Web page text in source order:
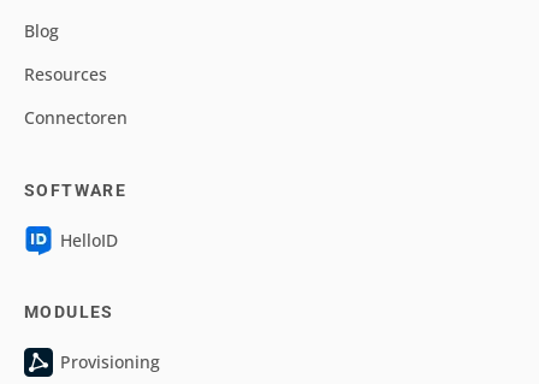
Blog
Resources
Connectoren
SOFTWARE
HelloID
MODULES
Provisioning